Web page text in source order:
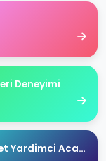
Deneyimi
Ahmet Yardimci Academy